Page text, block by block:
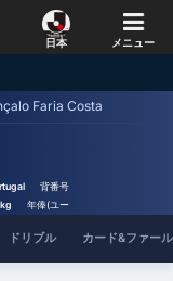
日本 メニュー
Faria Costa
背番号 :
年俸(ユーロ) :
ドリブル カード&ファール